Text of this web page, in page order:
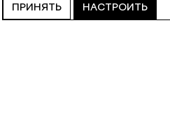
ПРИНЯТЬ НАСТРОИТЬ